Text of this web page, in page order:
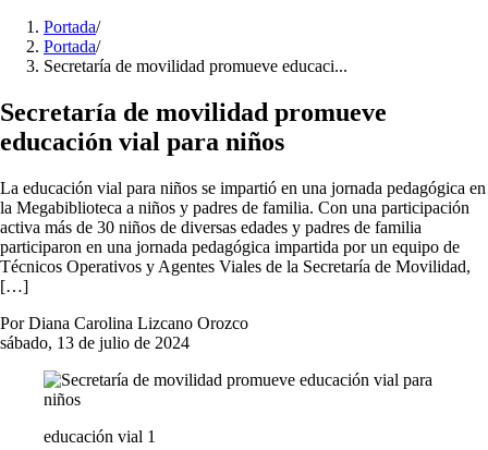
Portada/
Portada/
Secretaría de movilidad promueve educaci...
Secretaría de movilidad promueve
educación vial para niños
La educación vial para niños se impartió en una jornada pedagógica en
la Megabiblioteca a niños y padres de familia. Con una participación
activa más de 30 niños de diversas edades y padres de familia
participaron en una jornada pedagógica impartida por un equipo de
Técnicos Operativos y Agentes Viales de la Secretaría de Movilidad,
[…]
Por Diana Carolina Lizcano Orozco
sábado, 13 de julio de 2024
educación vial 1